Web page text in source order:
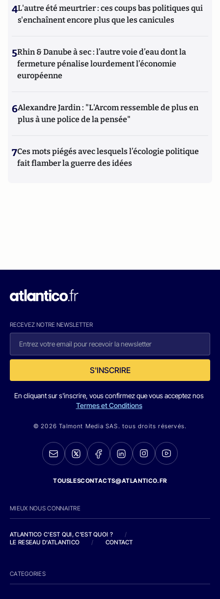
4L'autre été meurtrier : ces coups bas politiques qui
s'enchaînent encore plus que les canicules
5Rhin & Danube à sec : l’autre voie d’eau dont la
fermeture pénalise lourdement l’économie
européenne
6Alexandre Jardin : "L'Arcom ressemble de plus en
plus à une police de la pensée"
7Ces mots piégés avec lesquels l’écologie politique
fait flamber la guerre des idées
RECEVEZ NOTRE NEWSLETTER
S'INSCRIRE
En cliquant sur s'inscrire, vous confirmez que vous acceptez nos
Termes et Conditions
© 2026 Talmont Media SAS. tous droits réservés.
TOUSLESCONTACTS@ATLANTICO.FR
MIEUX NOUS CONNAITRE
ATLANTICO C'EST QUI, C'EST QUOI ?
/
LE RESEAU D'ATLANTICO
/ CONTACT
CATEGORIES